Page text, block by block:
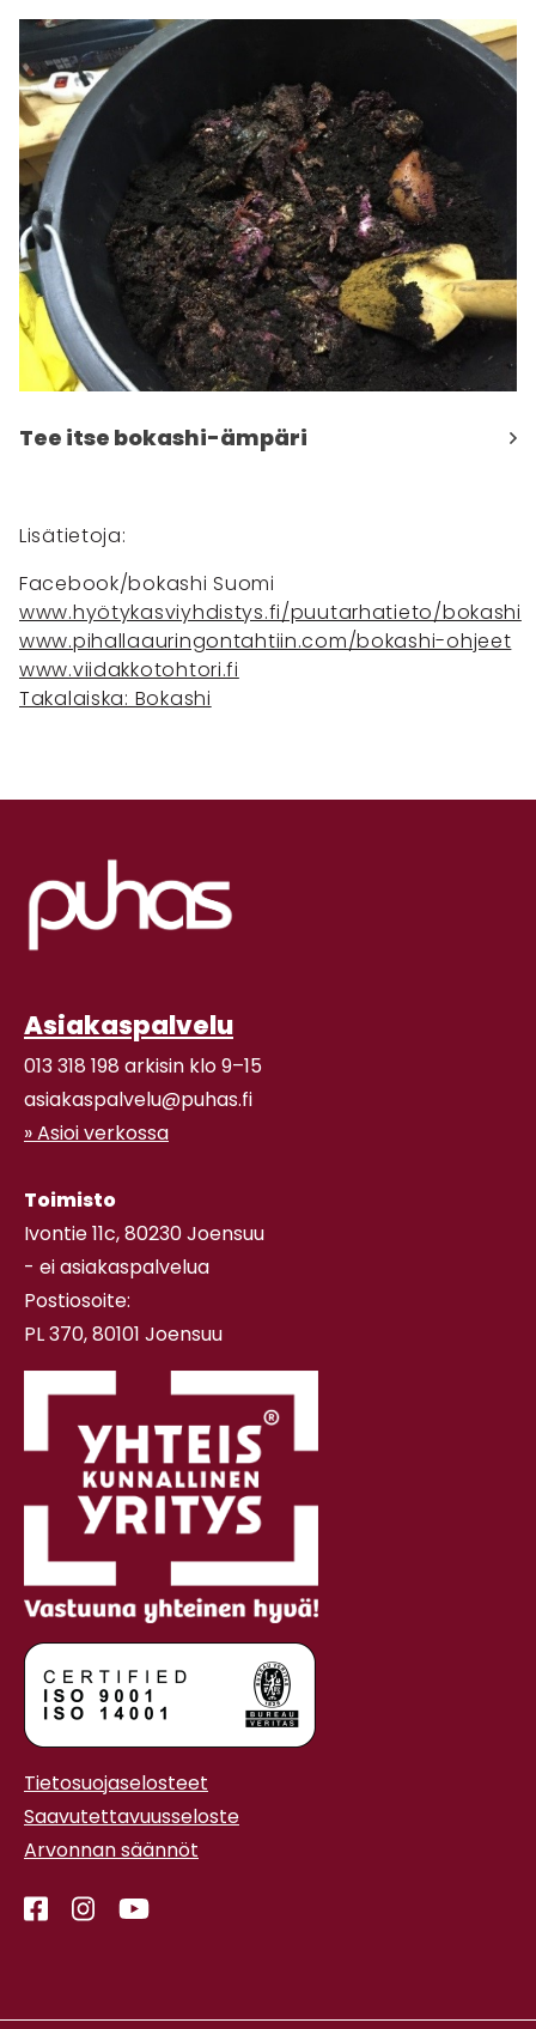
Tee itse bokashi-ämpäri
Lisätietoja:
Facebook/bokashi Suomi
www.hyötykasviyhdistys.fi/puutarhatieto/bokashi
www.pihallaauringontahtiin.com/bokashi-ohjeet
www.viidakkotohtori.fi
Takalaiska: Bokashi
Asiakaspalvelu
013 318 198 arkisin klo 9–15
asiakaspalvelu@puhas.fi
» Asioi verkossa
Toimisto
Ivontie 11c, 80230 Joensuu
- ei asiakaspalvelua
Postiosoite:
PL 370, 80101 Joensuu
Tietosuojaselosteet
Saavutettavuusseloste
Arvonnan säännöt